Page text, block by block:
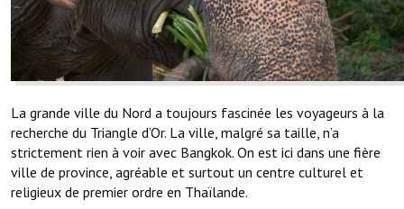
La grande ville du Nord a toujours fascinée les voyageurs à la
recherche du Triangle d’Or. La ville, malgré sa taille, n’a
strictement rien à voir avec Bangkok. On est ici dans une fière
ville de province, agréable et surtout un centre culturel et
religieux de premier ordre en Thaïlande.